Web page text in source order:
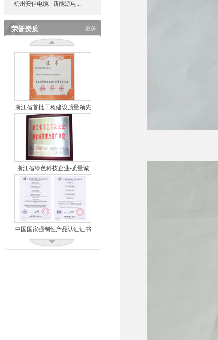
杭州安信电缆 | 新能源电...
荣誉资质 更多
浙江省首批工程建设质量领先
产品
浙江省首批工程建设质量领先
产品2
浙江省绿色科技企业-质量诚
信重点推广单位
中国国家强制性产品认证证书